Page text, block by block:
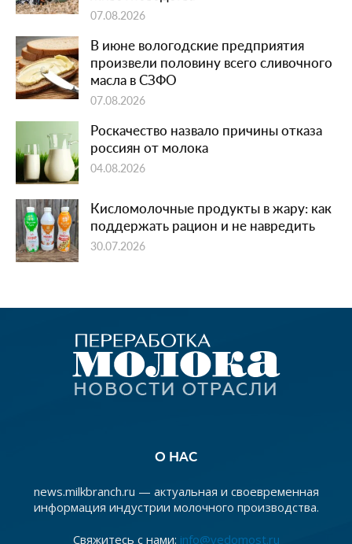
07.08.2026
В июне вологодские предприятия
произвели половину всего сливочного
масла в СЗФО
07.08.2026
Роскачество назвало причины отказа
россиян от молока
04.08.2026
Кисломолочные продукты в жару: как
поддержать рацион и не навредить
30.07.2026
О НАС
news.milkbranch.ru — актуальная и своевременная
информация индустрии молочного производства.
Свяжитесь с нами: info@vedomost.ru